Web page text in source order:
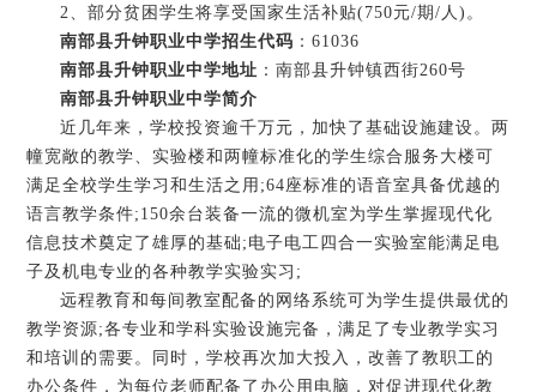
2、部分贫困学生将享受国家生活补贴(750元/期/人)。
南部县升钟职业中学招生代码 ：61036
南部县升钟职业中学地址 ：南部县升钟镇西街260号
南部县升钟职业中学简介
近几年来，学校投资逾千万元，加快了基础设施建设。两
幢宽敞的教学、实验楼和两幢标准化的学生综合服务大楼可
满足全校学生学习和生活之用;64座标准的语音室具备优越的
语言教学条件;150余台装备一流的微机室为学生掌握现代化
信息技术奠定了雄厚的基础;电子电工四合一实验室能满足电
子及机电专业的各种教学实验实习;
远程教育和每间教室配备的网络系统可为学生提供最优的
教学资源;各专业和学科实验设施完备，满足了专业教学实习
和培训的需要。同时，学校再次加大投入，改善了教职工的
办公条件，为每位老师配备了办公用电脑，对促进现代化教